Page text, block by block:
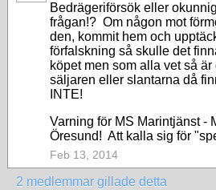
Bedrägeriförsök eller
frågan!? Om någon mot
den, kommit hem och
förfalskning så skulle det
köpet men som alla vet så
säljaren eller slantarna då
INTE!
Varning för MS Marintjänst -
Öresund! Att kalla sig för
Feb 13, 2014
2 medlemmar gillade detta